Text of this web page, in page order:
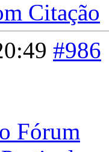
Citação
#986
Fórum